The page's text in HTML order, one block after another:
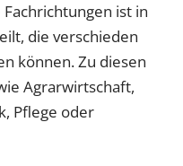
ist in
die verschieden
können. Zu diesen
Agrarwirtschaft,
Pflege oder